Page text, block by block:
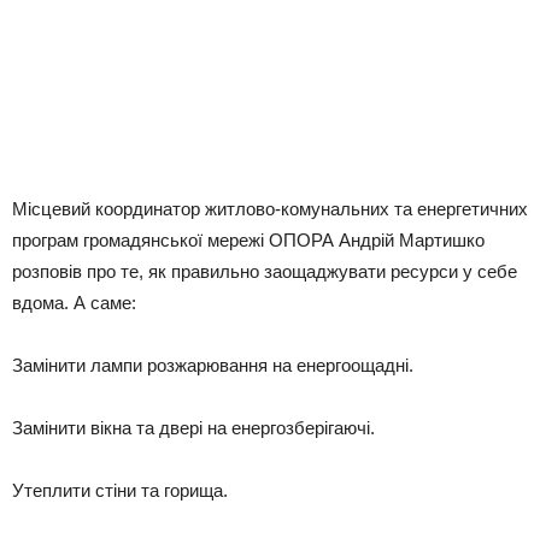
Місцевий координатор житлово-комунальних та енергетичних
програм громадянської мережі ОПОРА Андрій Мартишко
розповів про те, як правильно заощаджувати ресурси у себе
вдома. А саме:
Замінити лампи розжарювання на енергоощадні.
Замінити вікна та двері на енергозберігаючі.
Утеплити стіни та горища.